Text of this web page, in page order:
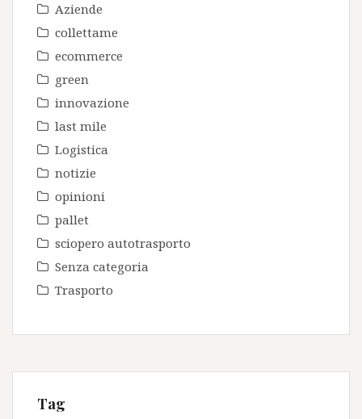
Aziende
collettame
ecommerce
green
innovazione
last mile
Logistica
notizie
opinioni
pallet
sciopero autotrasporto
Senza categoria
Trasporto
Tag